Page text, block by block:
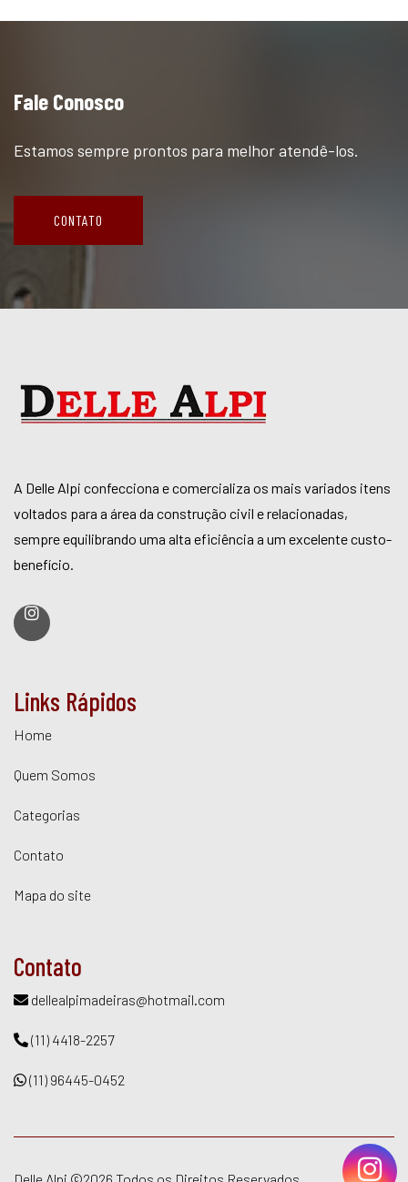
Fale Conosco
Estamos sempre prontos para melhor atendê-los.
CONTATO
A Delle Alpi confecciona e comercializa os mais variados itens
voltados para a área da construção civil e relacionadas,
sempre equilibrando uma alta eficiência a um excelente custo-
benefício.
Links Rápidos
Home
Quem Somos
Categorias
Contato
Mapa do site
Contato
dellealpimadeiras@hotmail.com
(11) 4418-2257
(11) 96445-0452